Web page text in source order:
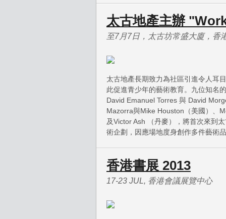
太古地產主辦
至7月7日，太古坊常盛大廈，香
太古地產長期致力為社區引進令人耳
此促進青少年的藝術教育。九位知名
David Emanuel Torres 與 David
Mazorra與Mike Houston（美國）、
及Victor Ash （丹麥），將首次來到
術企劃，因應場地度身創作多件藝術
香港書展 2013
17-23 JUL, 香港會議展覽中心